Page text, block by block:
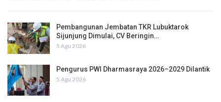
Pembangunan Jembatan TKR Lubuktarok
Sijunjung Dimulai, CV Beringin…
5 Agu 2026
Pengurus PWI Dharmasraya 2026–2029 Dilantik
5 Agu 2026